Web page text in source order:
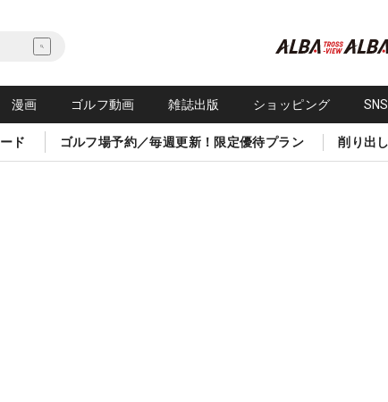
漫画 ゴルフ動画 雑誌出版 ショッピング
ド ゴルフ場予約／毎週更新！限定優待プラン 削り出